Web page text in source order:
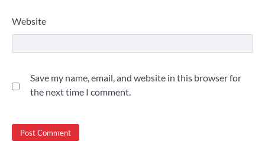
Website
Save my name, email, and website in this browser for
the next time I comment.